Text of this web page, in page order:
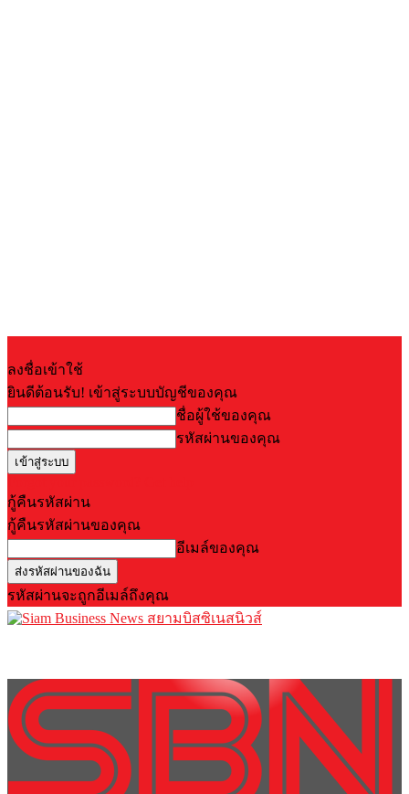
ลงชื่อเข้าใช้
ยินดีต้อนรับ! เข้าสู่ระบบบัญชีของคุณ
ชื่อผู้ใช้ของคุณ
รหัสผ่านของคุณ
กู้คืนรหัสผ่าน
กู้คืนรหัสผ่านของคุณ
อีเมล์ของคุณ
รหัสผ่านจะถูกอีเมล์ถึงคุณ
สยามบิสซิเนสนิวส์